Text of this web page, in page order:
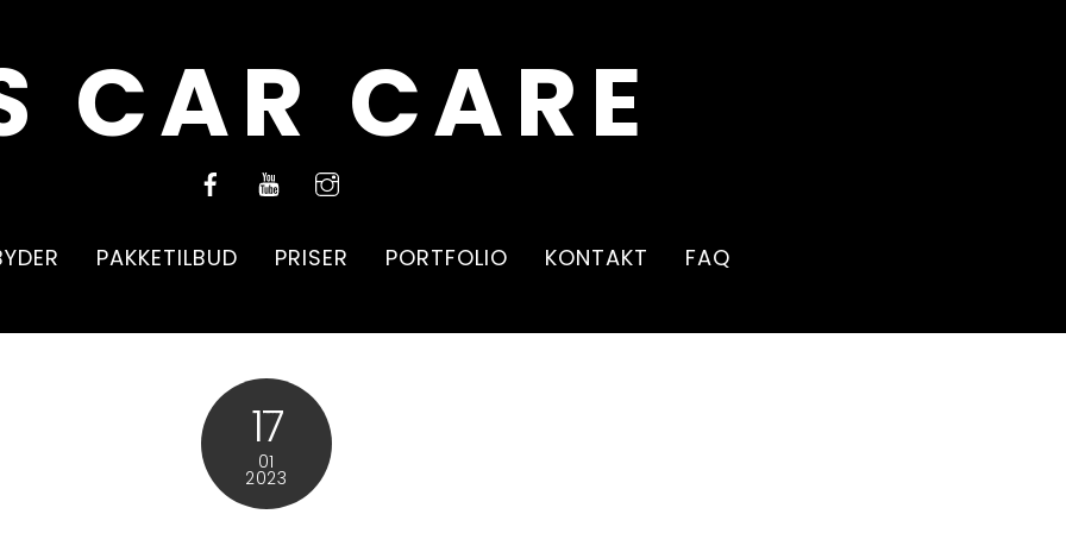
PAKKETILBUD PRISER PORTFOLIO KONTAKT FAQ
17
01
2023